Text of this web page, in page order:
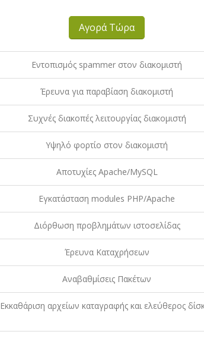
Αγορά Τώρα
Εντοπισμός spammer στον διακομιστή
Έρευνα για παραβίαση διακομιστή
Συχνές διακοπές λειτουργίας διακομιστή
Υψηλό φορτίο στον διακομιστή
Αποτυχίες Apache/MySQL
Εγκατάσταση modules PHP/Apache
Διόρθωση προβλημάτων ιστοσελίδας
Έρευνα Καταχρήσεων
Αναβαθμίσεις Πακέτων
Εκκαθάριση αρχείων καταγραφής και ελεύθερος